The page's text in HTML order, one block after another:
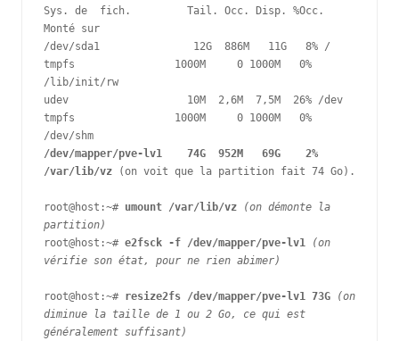
Sys. de  fich.         Tail. Occ. Disp. %Occ.
Monté sur
/dev/sda1               12G  886M   11G   8% /
tmpfs                1000M     0 1000M   0%
/lib/init/rw
udev                   10M  2,6M  7,5M  26% /dev
tmpfs                1000M     0 1000M   0%
/dev/shm
/dev/mapper/pve-lv1    74G  952M   69G    2%
/var/lib/vz
root@host:~# umount /var/lib/vz
(on démonte la
partition)
root@host:~# e2fsck -f /dev/mapper/pve-lv1
(on
vérifie son état, pour ne rien abimer)
root@host:~# resize2fs /dev/mapper/pve-lv1 73G
(on
diminue la taille de 1 ou 2 Go, ce qui est
généralement suffisant)